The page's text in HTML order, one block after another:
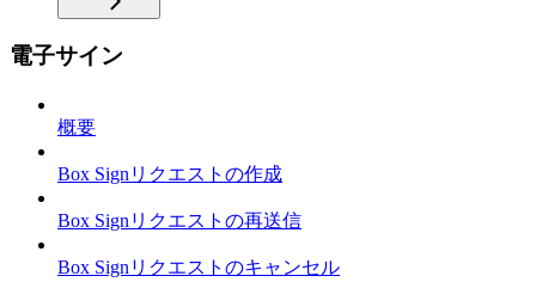
電子サイン
概要
Box Signリクエストの作成
Box Signリクエストの再送信
Box Signリクエストのキャンセル